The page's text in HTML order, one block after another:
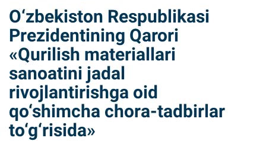
O‘zbekiston Respublikasi
Prezidentining Qarori
«Qurilish materiallari
sanoatini jadal
rivojlantirishga oid
qo‘shimcha chora-tadbirlar
to‘g‘risida»